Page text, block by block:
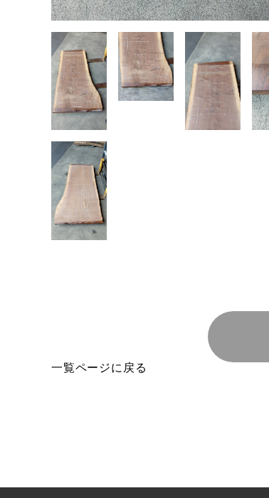
一覧ページに戻る